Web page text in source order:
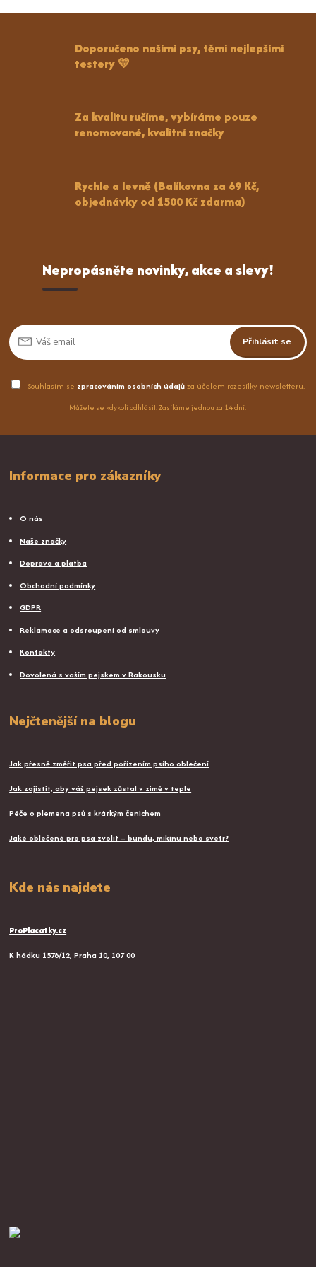
Doporučeno našimi psy, těmi nejlepšími
testery 💛
Za kvalitu ručíme, vybíráme pouze
renomované, kvalitní značky
Rychle a levně (Balíkovna za 69 Kč,
objednávky od 1500 Kč zdarma)
Nepropásněte novinky, akce a slevy!
Přihlásit se
Souhlasím se zpracováním osobních údajůza účelem rozesílky newsletteru.
Můžete se kdykoli odhlásit. Zasíláme jednou za 14 dní.
Informace pro zákazníky
O nás
Naše značky
Doprava a platba
Obchodní podmínky
GDPR
Reklamace a odstoupení od smlouvy
Kontakty
Dovolená s vaším pejskem v Rakousku
Nejčtenější na blogu
Jak přesně změřit psa před pořízením psího oblečení
Jak zajistit, aby váš pejsek zůstal v zimě v teple
Péče o plemena psů s krátkým čenichem
Jaké oblečené pro psa zvolit – bundu, mikinu nebo svetr?
Kde nás najdete
ProPlacatky.cz
K hádku 1576/12, Praha 10, 107 00